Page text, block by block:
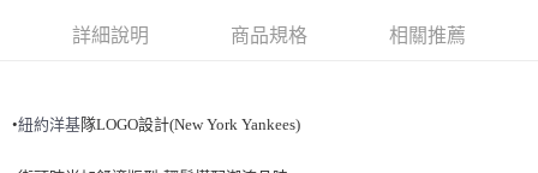
全家取貨付款<未取貨列黑名單/不支援離島取退>
全家取貨<不支援離島取退>
詳細說明 商品規格 相關推薦
•紐約洋基隊LOGO設計(New York Yankees)